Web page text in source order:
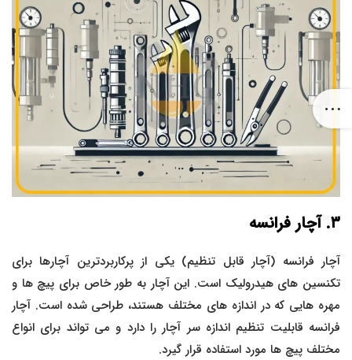
۳. آچار فرانسه
آچار فرانسه (آچار قابل تنظیم) یکی از پرکاربردترین آچارها برای
تکنسین های هیدرولیک است. این آچار به طور خاص برای پیچ ها و
مهره هایی که در اندازه های مختلف هستند، طراحی شده است. آچار
فرانسه قابلیت تنظیم اندازه سر آچار را دارد و می تواند برای انواع
مختلف پیچ ها مورد استفاده قرار گیرد.